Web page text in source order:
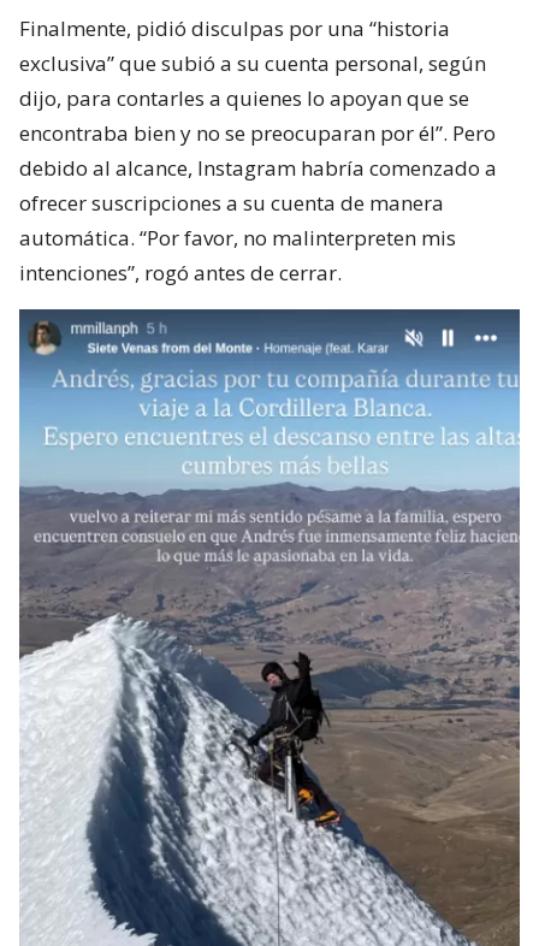
Finalmente, pidió disculpas por una “historia
exclusiva” que subió a su cuenta personal, según
dijo, para contarles a quienes lo apoyan que se
encontraba bien y no se preocuparan por él”. Pero
debido al alcance, Instagram habría comenzado a
ofrecer suscripciones a su cuenta de manera
automática. “Por favor, no malinterpreten mis
intenciones”, rogó antes de cerrar.